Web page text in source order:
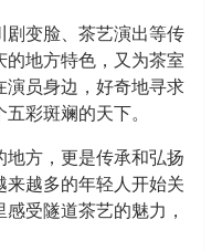
变脸、茶艺演出等传
地方特色，又为茶室
员身边，好奇地寻求
彩斑斓的天下。
方，更是传承和弘扬
越多的年轻人开始关
受隧道茶艺的魅力，